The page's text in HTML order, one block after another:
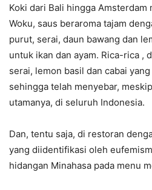
Koki dari Bali hingga Amsterdam
Woku, saus beraroma tajam
purut, serai, daun bawang dan
untuk ikan dan ayam. Rica-rica ,
serai, lemon basil dan cabai
sehingga telah menyebar,
utamanya, di seluruh Indonesia.
Dan, tentu saja, di restoran
yang diidentifikasi oleh
hidangan Minahasa pada menu